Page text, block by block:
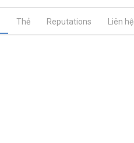
Thẻ Reputations Liên hệ